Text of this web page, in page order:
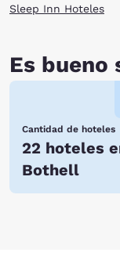
Sleep Inn Hoteles
Es bueno
Cantidad de hoteles
22 hoteles
Bothell